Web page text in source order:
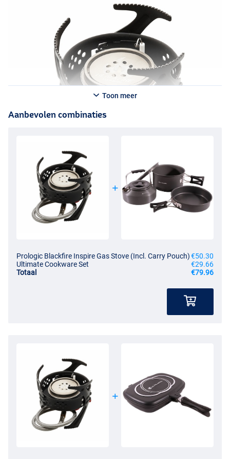
Toon meer
Aanbevolen combinaties
Prologic Blackfire Inspire Gas Stove (Incl. Carry Pouch)€50.30
Ultimate Cookware Set
€29.66
Totaal
€79.96